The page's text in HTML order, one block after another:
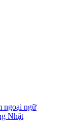
ngoại ngữ
Nhật